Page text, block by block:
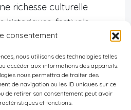
consentement
nous utilisons des technologies telles
accéder aux informations des appareils.
nous permettra de traiter des
de navigation ou les ID uniques sur ce
de retirer son consentement peut avoir
et fonctions.
richesse culturelle
historiques, festivals
variée et accès à des
la voile. Le pays offre
l’Europe centrale et
le Moyen-Orient grâce à